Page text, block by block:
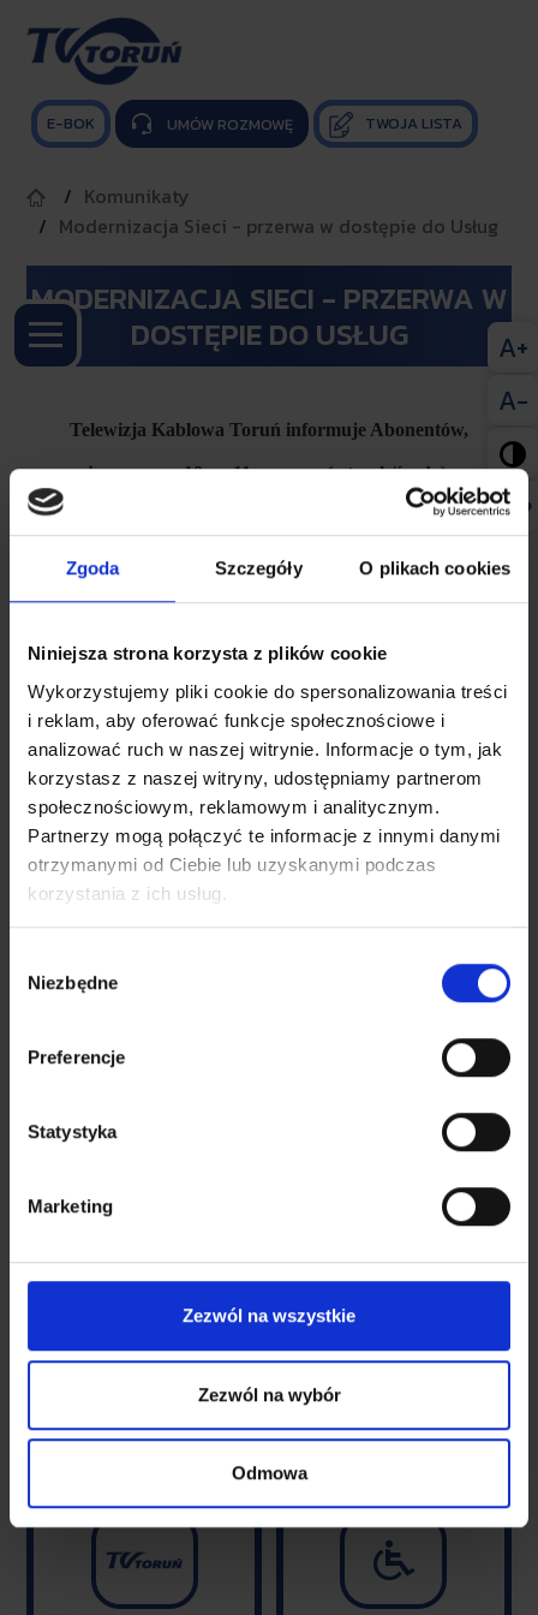
Zgoda Szczegóły O plikach cookies
Niniejsza strona korzysta z plików cookie
Wykorzystujemy pliki cookie do spersonalizowania treści
i reklam, aby oferować funkcje społecznościowe i
analizować ruch w naszej witrynie. Informacje o tym, jak
korzystasz z naszej witryny, udostępniamy partnerom
społecznościowym, reklamowym i analitycznym.
Partnerzy mogą połączyć te informacje z innymi danymi
otrzymanymi od Ciebie lub uzyskanymi podczas
korzystania z ich usług.
zgody
Niezbędne
Preferencje
Statystyka
Marketing
Zezwól na wszystkie
Zezwól na wybór
Odmowa
E-BOK
A+
A-

 UMÓW ROZMOWĘ TWOJA LISTA
Komunikaty
Modernizacja Sieci - przerwa w dostępie do Usług
MODERNIZACJA SIECI - PRZERWA W
DOSTĘPIE DO USŁUG
Telewizja Kablowa Toruń informuje Abonentów,
że w nocy z 10 na 11 czerwca (wtorek/środa),
wystąpią przerwy w dostępie do Internetu i telefonii
Za powstałe niedogodności przepraszamy.
KONTAKT

DO POBRANIA

PRZEWODNIK TV
